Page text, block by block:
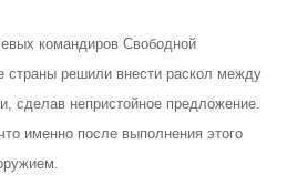
командиров Свободной
решили внести раскол между
сделав непристойное предложение.
именно после выполнения этого